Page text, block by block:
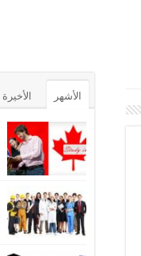
الأشهر الأخيرة